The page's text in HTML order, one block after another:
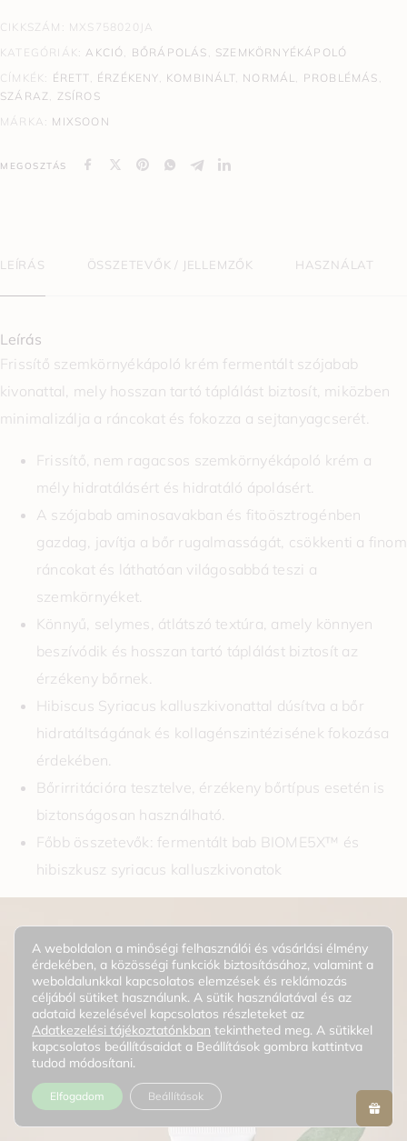
CIKKSZÁM: MXS758020JA
KATEGÓRIÁK:AKCIÓ , BŐRÁPOLÁS , SZEMKÖRNYÉKÁPOLÓ
CÍMKÉK: ÉRETT, ÉRZÉKENY, KOMBINÁLT, NORMÁL, PROBLÉMÁS ,
SZÁRAZ , ZSÍROS
MÁRKA: MIXSOON
MEGOSZTÁS
LEÍRÁS ÖSSZETEVŐK / JELLEMZŐK HASZNÁLAT
Leírás
Frissítő szemkörnyékápoló krém fermentált szójabab
kivonattal, mely hosszan tartó táplálást biztosít, miközben
minimalizálja a ráncokat és fokozza a sejtanyagcserét.
Frissítő, nem ragacsos szemkörnyékápoló krém a
mély hidratálásért és hidratáló ápolásért.
A szójabab aminosavakban és fitoösztrogénben
gazdag, javítja a bőr rugalmasságát, csökkenti a finom
ráncokat és láthatóan világosabbá teszi a
szemkörnyéket.
Könnyű, selymes, átlátszó textúra, amely könnyen
beszívódik és hosszan tartó táplálást biztosít az
érzékeny bőrnek.
Hibiscus Syriacus kalluszkivonattal dúsítva a bőr
hidratáltságának és kollagénszintézisének fokozása
érdekében.
Bőrirritációra tesztelve, érzékeny bőrtípus esetén is
biztonságosan használható.
Főbb összetevők: fermentált bab BIOME5X™ és
hibiszkusz syriacus kalluszkivonatok
A weboldalon a minőségi felhasználói és vásárlási élmény
érdekében, a közösségi funkciók biztosításához, valamint a
weboldalunkkal kapcsolatos elemzések és reklámozás
céljából sütiket használunk. A sütik használatával és az
adataid kezelésével kapcsolatos részleteket az
Adatkezelési tájékoztatónkban tekintheted meg. A sütikkel
kapcsolatos beállításaidat a Beállítások gombra kattintva
tudod módosítani.
Elfogadom Beállítások